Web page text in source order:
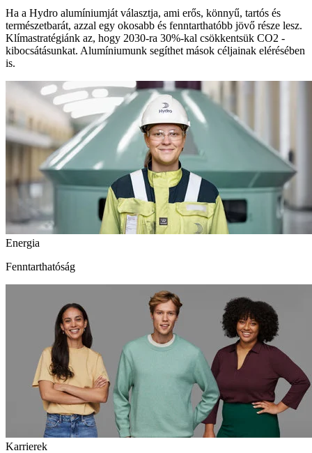
Ha a Hydro alumíniumját választja, ami erős, könnyű, tartós és
természetbarát, azzal egy okosabb és fenntarthatóbb jövő része lesz.
Klímastratégiánk az, hogy 2030-ra 30%-kal csökkentsük CO2 -
kibocsátásunkat. Alumíniumunk segíthet mások céljainak elérésében
is.
Energia
Fenntarthatóság
Karrierek